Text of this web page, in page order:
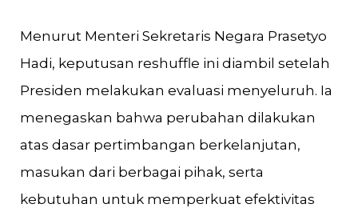
Menurut Menteri Sekretaris Negara Prasetyo
Hadi, keputusan reshuffle ini diambil setelah
Presiden melakukan evaluasi menyeluruh. Ia
menegaskan bahwa perubahan dilakukan
atas dasar pertimbangan berkelanjutan,
masukan dari berbagai pihak, serta
kebutuhan untuk memperkuat efektivitas